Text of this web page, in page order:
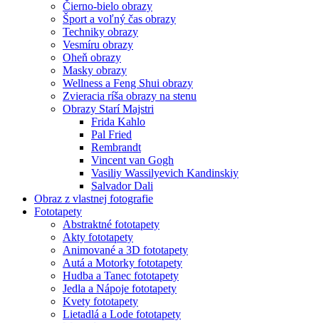
Čierno-bielo obrazy
Šport a voľný čas obrazy
Techniky obrazy
Vesmíru obrazy
Oheň obrazy
Masky obrazy
Wellness a Feng Shui obrazy
Zvieracia ríša obrazy na stenu
Obrazy Starí Majstri
Frida Kahlo
Pal Fried
Rembrandt
Vincent van Gogh
Vasiliy Wassilyevich Kandinskiy
Salvador Dali
Obraz z vlastnej fotografie
Fototapety
Abstraktné fototapety
Akty fototapety
Animované a 3D fototapety
Autá a Motorky fototapety
Hudba a Tanec fototapety
Jedla a Nápoje fototapety
Kvety fototapety
Lietadlá a Lode fototapety